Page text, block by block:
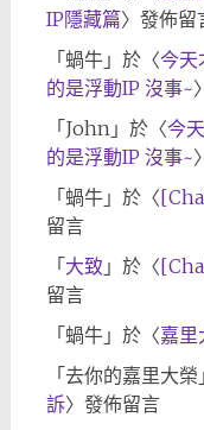
IP隱藏篇〉發佈留
「蝸牛」於〈今天
的是浮動IP 沒事~
「John 」於〈今
的是浮動IP 沒事~
「蝸牛」於〈
留言
「大致 」於〈
留言
「蝸牛」於〈嘉里
「去你的嘉里大榮
訴〉發佈留言